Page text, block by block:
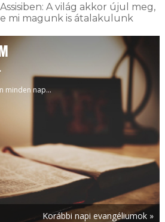
A világ akkor újul meg,
mi magunk is átalakulunk
minden nap...
Korábbi napi evangéliumok »